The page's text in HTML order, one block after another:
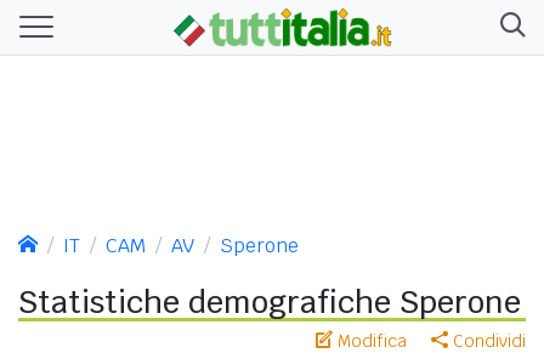
IT CAM AV Sperone
Statistiche demografiche Sperone
Modifica Condividi